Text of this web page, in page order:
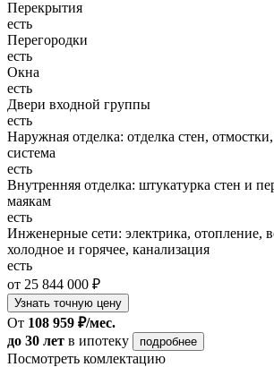
Перекрытия
есть
Перегородки
есть
Окна
есть
Двери входной группы
есть
Наружная отделка: отделка стен,
система
есть
Внутренняя отделка: штукатурка стен и
маякам
есть
Инженерные сети: электрика, отопление,
холодное и горячее, канализация
есть
от 25 844 000 ₽
Узнать точную цену
От 108 959 ₽/мес.
до 30 лет в ипотеку подробнее
Посмотреть комлектацию